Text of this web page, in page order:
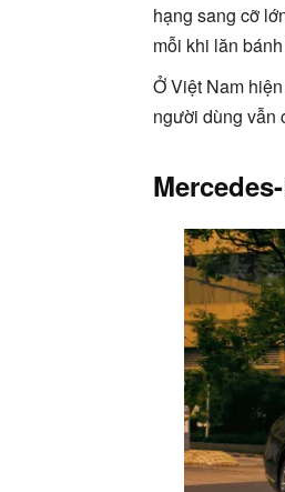
hạng sang cỡ
mỗi khi lăn
Ở Việt Nam
người dùng vẫn